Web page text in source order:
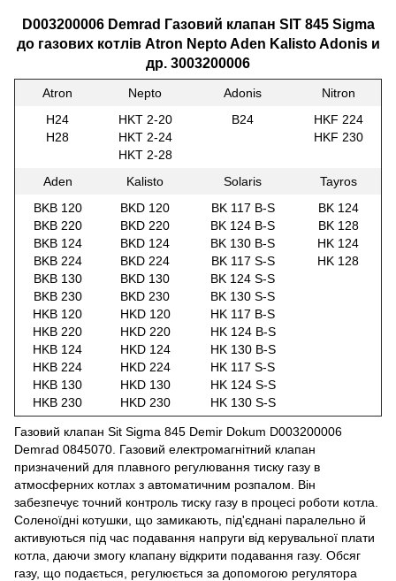
D003200006 Demrad Газовий клапан SIT 845 Sigma
до газових котлів Atron Nepto Aden Kalisto Adonis и
др. 3003200006
Atron Nepto Adonis
Nitron
H24
H28
HKT 2-20
HKT 2-24
HKT 2-28
B24
HKF 224
HKF 230
Aden Kalisto Solaris
Tayros
BKB 120
BKB 220
BKB 124
BKB 224
BKB 130
BKB 230
HKB 120
HKB 220
HKB 124
HKB 224
HKB 130
HKB 230
BKD 120
BKD 220
BKD 124
BKD 224
BKD 130
BKD 230
HKD 120
HKD 220
HKD 124
HKD 224
HKD 130
HKD 230
BK 117 B-S
BK 124 B-S
BK 130 B-S
BK 117 S-S
BK 124 S-S
BK 130 S-S
HK 117 B-S
HK 124 B-S
HK 130 B-S
HK 117 S-S
HK 124 S-S
HK 130 S-S
BK 124
BK 128
HK 124
HK 128
Газовий клапан Sit Sigma 845 Demir Dokum D003200006
Demrad 0845070. Газовий електромагнітний клапан
призначений для плавного регулювання тиску газу в
атмосферних котлах з автоматичним розпалом. Він
забезпечує точний контроль тиску газу в процесі роботи котла.
Соленоїдні котушки, що замикають, під'єднані паралельно й
активуються під час подавання напруги від керувальної плати
котла, даючи змогу клапану відкрити подавання газу. Обсяг
газу, що подається, регулюється за допомогою регулятора